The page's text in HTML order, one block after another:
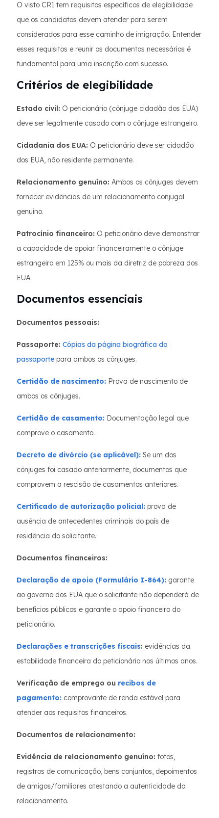
O visto CR1 tem requisitos específicos de elegibilidade
que os candidatos devem atender para serem
considerados para esse caminho de imigração. Entender
esses requisitos e reunir os documentos necessários é
fundamental para uma inscrição com sucesso.
Critérios de elegibilidade
Estado civil: O peticionário (cônjuge cidadão dos EUA)
deve ser legalmente casado com o cônjuge estrangeiro.
Cidadania dos EUA: O peticionário deve ser cidadão
dos EUA, não residente permanente.
Relacionamento genuíno: Ambos os cônjuges devem
fornecer evidências de um relacionamento conjugal
genuíno.
Patrocínio financeiro: O peticionário deve demonstrar
a capacidade de apoiar financeiramente o cônjuge
estrangeiro em 125% ou mais da diretriz de pobreza dos
EUA.
Documentos essenciais
Documentos pessoais:
Passaporte: Cópias da página biográfica do
passaporte para ambos os cônjuges.
Certidão de nascimento: Prova de nascimento de
ambos os cônjuges.
Certidão de casamento: Documentação legal que
comprove o casamento.
Decreto de divórcio (se aplicável): Se um dos
cônjuges foi casado anteriormente, documentos que
comprovem a rescisão de casamentos anteriores.
Certificado de autorização policial: prova de
ausência de antecedentes criminais do país de
residência do solicitante.
Documentos financeiros:
Declaração de apoio (Formulário I-864): garante
ao governo dos EUA que o solicitante não dependerá de
benefícios públicos e garante o apoio financeiro do
peticionário.
Declarações e transcrições fiscais: evidências da
estabilidade financeira do peticionário nos últimos anos.
Verificação de emprego ou recibos de
pagamento: comprovante de renda estável para
atender aos requisitos financeiros.
Documentos de relacionamento:
Evidência de relacionamento genuíno: fotos,
registros de comunicação, bens conjuntos, depoimentos
de amigos/familiares atestando a autenticidade do
relacionamento.